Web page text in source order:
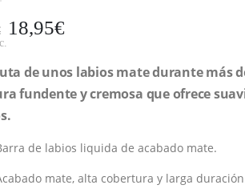
18,95€
de unos labios mate durante más
fundente y cremosa que ofrece
de labios liquida de acabado mate.
mate, alta cobertura y larga